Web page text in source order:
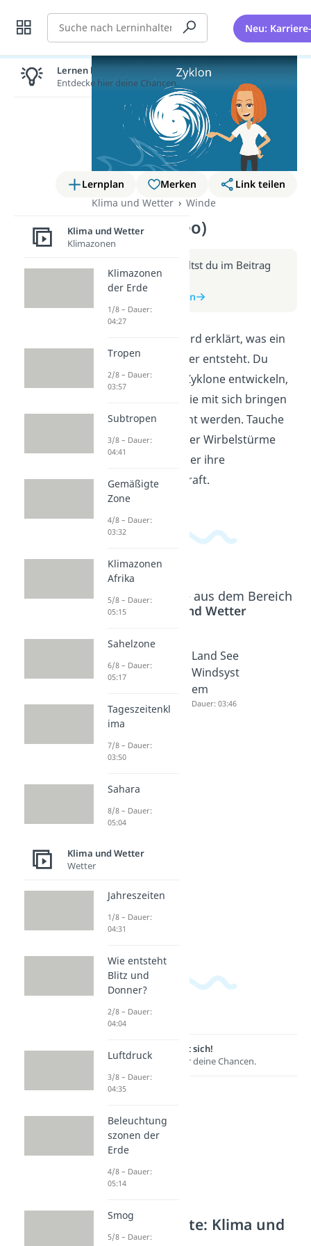
Suche Neu:
Lernplan Merken
Link teilen
Klima und Wetter
Winde
Zyklon (Video)
Weitere Infos erhältst du im Beitrag
zum Video
zum Beitrag: Zyklon
In diesem Video wird erklärt, was ein
Zyklon ist und wie er entsteht. Du
erfährst, wie sich Zyklone entwickeln,
welche Gefahren sie mit sich bringen
und wie sie benannt werden. Tauche
ein in die Welt dieser Wirbelstürme
und lerne mehr über ihre
beeindruckende Kraft.
Beliebte Inhalte aus dem Bereich
Klima und Wetter
Dauer: 05:18 Dauer: 05:02
Land See
Windsyst
em
Dauer: 03:46
Lernen lohnt sich!
Entdecke hier deine Chancen.
Weitere Inhalte: Klima und
Wetter
Lernen lohnt sich!
Entdecke hier deine Chancen.
Klima und Wetter
Klimazonen
Klimazonen
der Erde
1/8 – Dauer:
04:27
Tropen
2/8 – Dauer:
03:57
Subtropen
3/8 – Dauer:
04:41
Gemäßigte
Zone
4/8 – Dauer:
03:32
Klimazonen
Afrika
5/8 – Dauer:
05:15
Sahelzone
6/8 – Dauer:
05:17
Tageszeitenkl
ima
7/8 – Dauer:
03:50
Sahara
8/8 – Dauer:
05:04
Klima und Wetter
Wetter
Jahreszeiten
1/8 – Dauer:
04:31
Wie entsteht
Blitz und
Donner?
2/8 – Dauer:
04:04
Luftdruck
3/8 – Dauer:
04:35
Beleuchtung
szonen der
Erde
4/8 – Dauer:
05:14
Smog
5/8 – Dauer: